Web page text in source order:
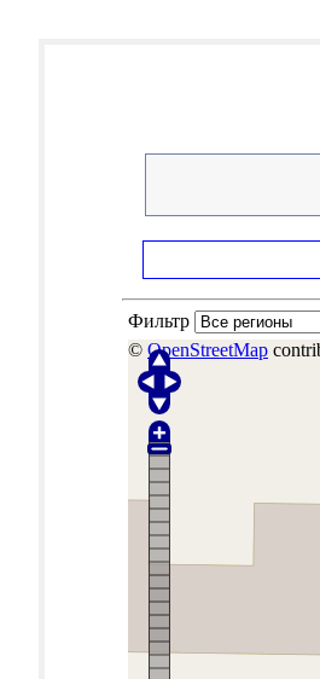
Фильтр
© OpenStreetMap